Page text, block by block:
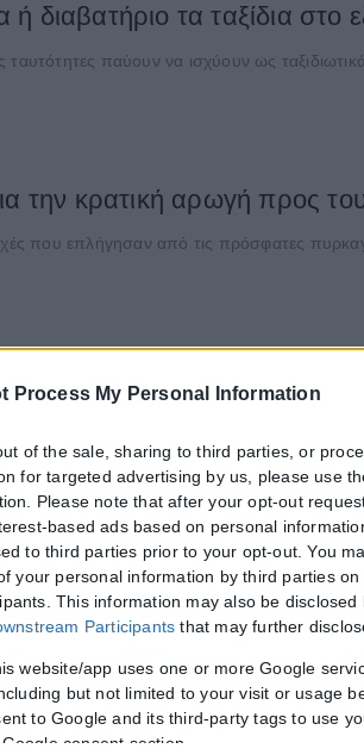
Process My Personal Information
of the sale, sharing to third parties, or
for targeted advertising by us, please use
Please note that after your opt-out
based ads based on personal
to third parties prior to your opt-out. You
your personal information by third parties on
This information may also be
Participants that may further
website/app uses one or more Google
but not limited to your visit or usage
to Google and its third-party tags to use
consent section.
τα ταξίδια στο
παύουν να ισχύουν ως ταξιδιωτικά
την κρατική αρωγή προς
που επλήγησαν από τις πρόσφατες